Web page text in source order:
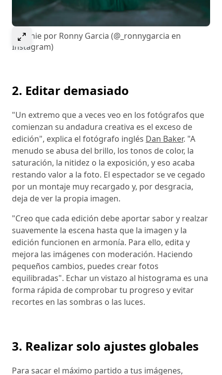
Select to expand image
Melanie por Ronny Garcia (@_ronnygarcia en
Instagram)
2. Editar demasiado
"Un extremo que a veces veo en los fotógrafos que
comienzan su andadura creativa es el exceso de
edición", explica el fotógrafo inglés Dan Baker. "A
menudo se abusa del brillo, los tonos de color, la
saturación, la nitidez o la exposición, y eso acaba
restando valor a la foto. El espectador se ve cegado
por un montaje muy recargado y, por desgracia,
deja de ver la propia imagen.
"Creo que cada edición debe aportar sabor y realzar
suavemente la escena hasta que la imagen y la
edición funcionen en armonía. Para ello, edita y
mejora las imágenes con moderación. Haciendo
pequeños cambios, puedes crear fotos
equilibradas". Echar un vistazo al histograma es una
forma rápida de comprobar tu progreso y evitar
recortes en las sombras o las luces.
3. Realizar solo ajustes globales
Para sacar el máximo partido a tus imágenes,